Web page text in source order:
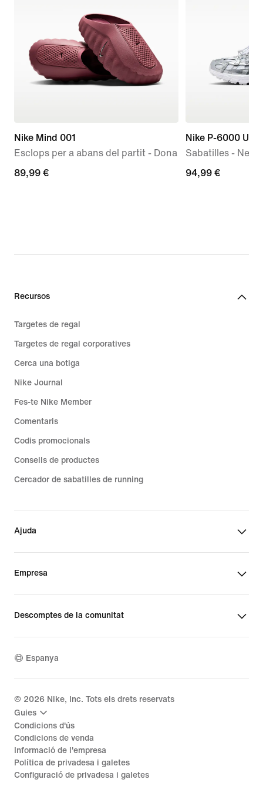
Nike Mind 001
Esclops per a abans del partit - Dona
89,99 €
89,99 €
Nike P-6000
Sabatilles - Nen/
94,99 €
94,99 €
Recursos
Targetes de regal
Targetes de regal corporatives
Cerca una botiga
Nike Journal
Fes-te Nike Member
Comentaris
Codis promocionals
Consells de productes
Cercador de sabatilles de running
Ajuda
Empresa
Descomptes de la comunitat
Espanya
© 2026 Nike, Inc. Tots els drets reservats
Guies
Condicions d'ús
Condicions de venda
Informació de l'empresa
Política de privadesa i galetes
Configuració de privadesa i galetes